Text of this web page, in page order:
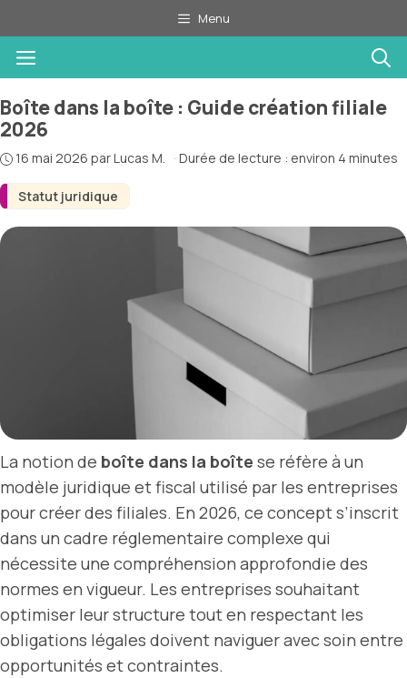
au
contenu
Menu
Menu
Statut juridique
Boîte dans la boîte : Guide création filiale
2026
16 mai 2026 parLucas M. · Durée de lecture : environ 4 minutes
La notion de boîte dans la boîte se réfère à un
modèle juridique et fiscal utilisé par les entreprises
pour créer des filiales. En 2026, ce concept s’inscrit
dans un cadre réglementaire complexe qui
nécessite une compréhension approfondie des
normes en vigueur. Les entreprises souhaitant
optimiser leur structure tout en respectant les
obligations légales doivent naviguer avec soin entre
opportunités et contraintes.